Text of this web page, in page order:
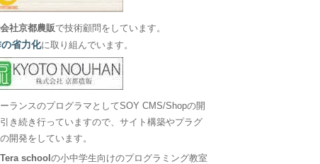
社京都農販で技術顧問をしています。
省力化に取り組んでいます。
ランスのプログラマとしてSOY CMS/Shopの開
き続き行っていますので、サイト構築やプラグ
開発をしています。
Tera schoolの小中学生向けのプログラミング教室